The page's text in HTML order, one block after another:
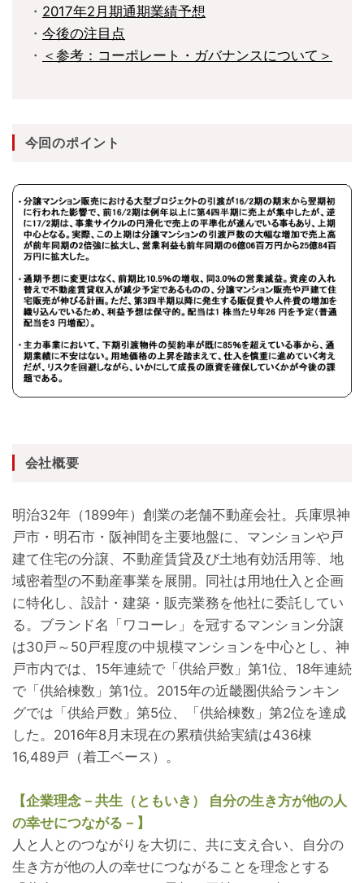
・ 2017年2月期通期業績予想
・ 今後の注目点
・ ＜参考：コーポレート・ガバナンスについて＞
今回のポイント
会社概要
明治32年（1899年）創業の老舗不動産会社。兵庫県神
戸市・明石市・阪神間を主要地盤に、マンションや戸
建て住宅の分譲、不動産賃貸及び土地有効活用等、地
域密着型の不動産事業を展開。同社は用地仕入と企画
に特化し、設計・建築・販売業務を他社に委託してい
る。ブランド名「ワコーレ」を冠するマンション分譲
は30戸～50戸程度の中規模マンションを中心とし、神
戸市内では、15年連続で「供給戸数」第1位、18年連続
で「供給棟数」第1位。2015年の近畿圏供給ランキン
グでは「供給戸数」第5位、「供給棟数」第2位を達成
した。2016年8月末現在の累積供給実績は436棟
16,489戸（着工ベース）。
【企業理念－共生（ともいき） 自分の生き方が他の人
の幸せにつながる－】
人と人とのつながりを大切に、共に支え合い、自分の
生き方が他の人の幸せにつながることを理念とする